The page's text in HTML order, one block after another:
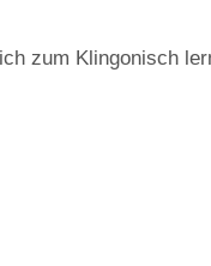
zum Klingonisch